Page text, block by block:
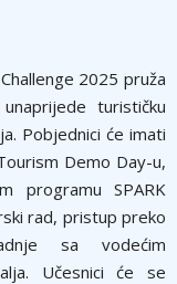
2025 pruža
turističku
Pobjednici će imati
Demo Day-u,
programu SPARK
rad, pristup preko
sa vodećim
Učesnici će se